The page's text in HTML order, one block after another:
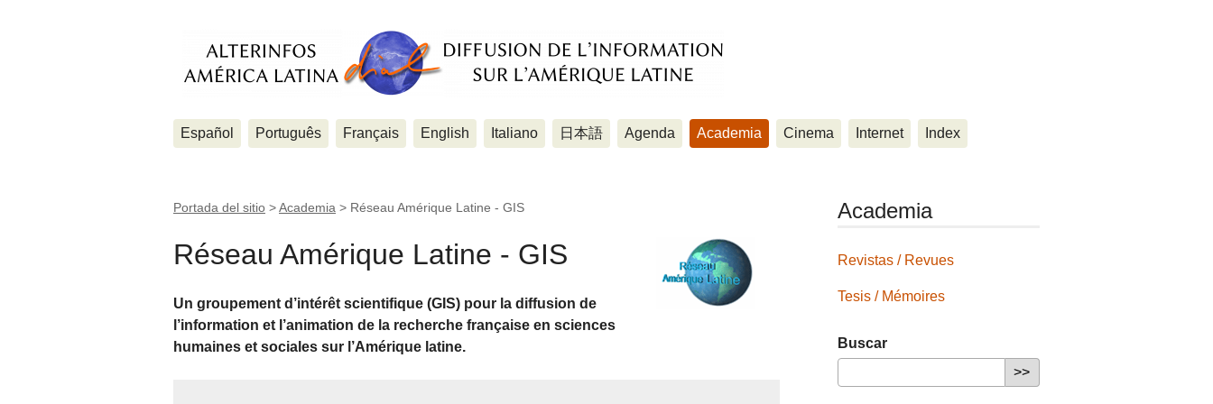
Español Português Français English Italiano 日本語 Agenda Academia Cinema Internet Index
Portada del sitio >Academia > Réseau Amérique Latine - GIS
Réseau Amérique Latine - GIS
Un groupement d’intérêt scientifique (GIS) pour la diffusion de
l’information et l’animation de la recherche française en sciences
humaines et sociales sur l’Amérique latine.
Academia
Revistas / Revues
Tesis / Mémoires
Buscar